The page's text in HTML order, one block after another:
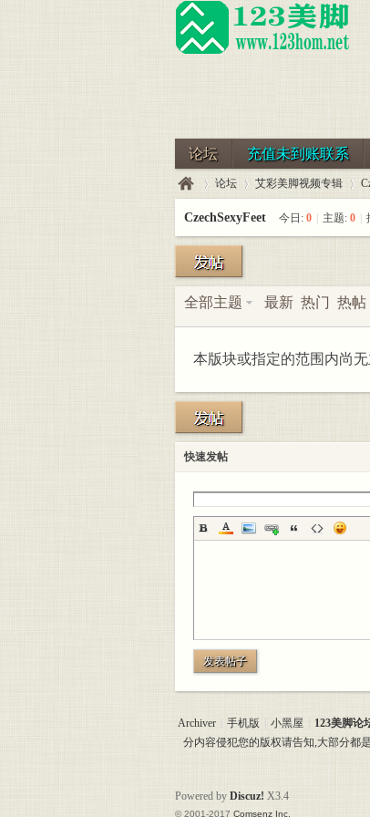
论坛 充值未到账联系
美脚
»
论坛 艾彩美脚视频专辑
CzechSexyFeet 今日: 0 主题: 0
全部主题 最新 热门 热帖
本版块或指定的范围内尚
快速发帖
发表帖子
Archiver 手机版 小黑屋 123美脚论
分内容侵犯您的版权请告知,大部分都
Powered by Discuz! X3.4
© 2001-2017 Comsenz Inc.